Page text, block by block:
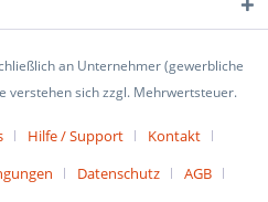
an Unternehmer (gewerbliche
verstehen sich zzgl. Mehrwertsteuer.
Hilfe / Support
Kontakt
Datenschutz
AGB